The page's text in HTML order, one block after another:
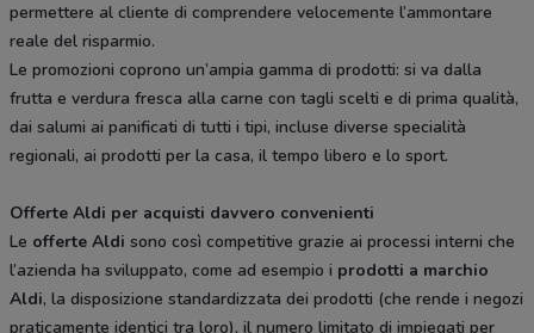
permettere al cliente di comprendere velocemente l’ammontare
reale del risparmio.
Le promozioni coprono un’ampia gamma di prodotti: si va dalla
frutta e verdura fresca alla carne con tagli scelti e di prima qualità,
dai salumi ai panificati di tutti i tipi, incluse diverse specialità
regionali, ai prodotti per la casa, il tempo libero e lo sport.
Offerte Aldi per acquisti davvero convenienti
Le offerte Aldi sono così competitive grazie ai processi interni che
l’azienda ha sviluppato, come ad esempio i prodotti a marchio
Aldi, la disposizione standardizzata dei prodotti (che rende i negozi
praticamente identici tra loro), il numero limitato di impiegati per